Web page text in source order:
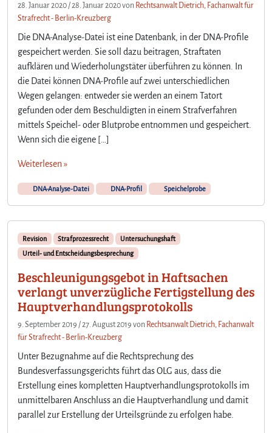
28. Januar 2020 /28. Januar 2020von Rechtsanwalt Dietrich, Fachanwalt für
Strafrecht - Berlin-Kreuzberg
Die DNA-Analyse-Datei ist eine Datenbank, in der DNA-Profile
gespeichert werden. Sie soll dazu beitragen, Straftaten
aufklären und Wiederholungstäter überführen zu können. In
die Datei können DNA-Profile auf zwei unterschiedlichen
Wegen gelangen: entweder sie werden an einem Tatort
gefunden oder dem Beschuldigten in einem Strafverfahren
mittels Speichel- oder Blutprobe entnommen und gespeichert.
Wenn sich die eigene […]
Weiterlesen »
DNA-Analyse-Datei DNA-Profil Speichelprobe
Revision Strafprozessrecht
Untersuchungshaft
Urteil- und Entscheidungsbesprechung
Beschleunigungsgebot in Haftsachen
verlangt unverzügliche Fertigstellung des
Hauptverhandlungsprotokolls
9. September 2019 /27. August 2019 von Rechtsanwalt Dietrich, Fachanwalt
für Strafrecht - Berlin-Kreuzberg
Unter Bezugnahme auf die Rechtsprechung des
Bundesverfassungsgerichts führt das OLG aus, dass die
Erstellung eines kompletten Hauptverhandlungsprotokolls im
unmittelbaren Anschluss an die Hauptverhandlung und damit
parallel zur Erstellung der Urteilsgründe zu erfolgen habe.